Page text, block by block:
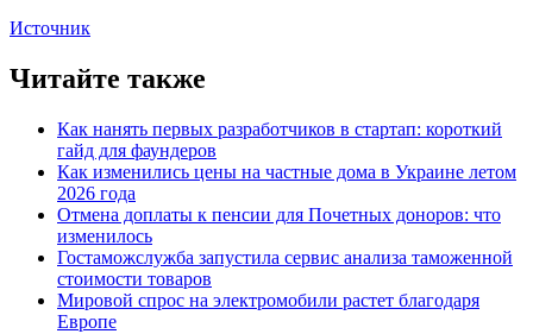
Источник
Читайте также
Как нанять первых разработчиков в стартап: короткий
гайд для фаундеров
Как изменились цены на частные дома в Украине летом
2026 года
Отмена доплаты к пенсии для Почетных доноров: что
изменилось
Гостаможслужба запустила сервис анализа таможенной
стоимости товаров
Мировой спрос на электромобили растет благодаря
Европе